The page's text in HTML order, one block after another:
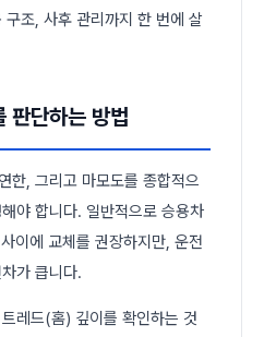
조, 사후 관리까지 한 번에 살
판단하는 방법
한, 그리고 마모도를 종합적으
야 합니다. 일반적으로 승용차
이에 교체를 권장하지만, 운전
가 큽니다.
레드(홈) 깊이를 확인하는 것